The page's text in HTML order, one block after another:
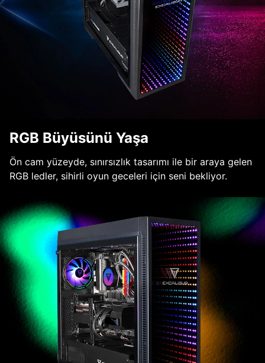
RGB Büyüsünü Yaşa
Ön cam yüzeyde, sınırsızlık tasarımı ile bir araya gelen
RGB ledler, sihirli oyun geceleri için seni bekliyor.